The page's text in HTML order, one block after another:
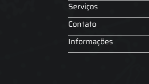
Serviços
Contato
Informações